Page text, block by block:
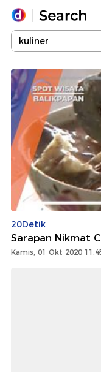
Yang sedang ramai
Loading...
Promoted
Terakhir yang dicari
20Detik
Sarapan Nikmat
Kamis, 01 Okt 2020